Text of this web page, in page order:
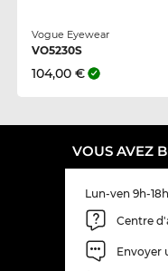
Vogue Eyewear
VO5230S
104,00 €
VOUS AVEZ
Lun-ven 9h-18h
Centre
Envoyer